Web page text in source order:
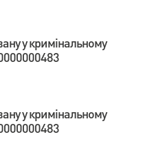
у кримінальному
у кримінальному